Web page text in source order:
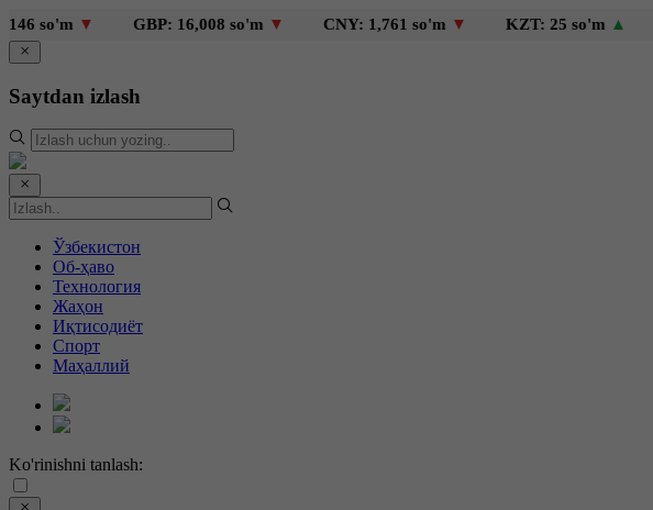
▼ GBP: 16,008 so'm▼ CNY: 1,761 so'm▼ KZT: 25 so'm ▲
Saytdan izlash
Ўзбекистон
Об-ҳаво
Технология
Жаҳон
Иқтисодиёт
Спорт
Маҳаллий
Ko'rinishni tanlash: